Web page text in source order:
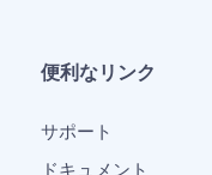
便利なリンク
サポート
ドキュメント